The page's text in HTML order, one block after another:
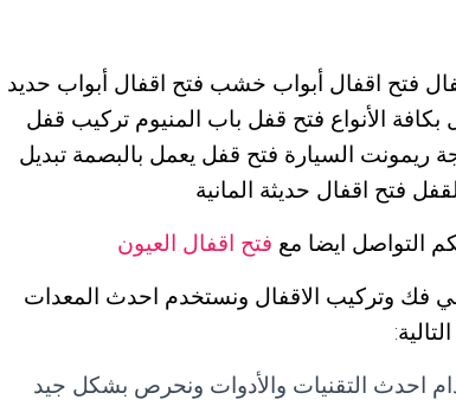
فتح اقفال أبواب خشب فتح اقفال أبواب حديد
الأنواع فتح قفل باب المنيوم تركيب قفل
ريمونت السيارة فتح قفل يعمل بالبصمة تبديل
فتح اقفال حديثة المانية
التواصل ايضا مع فتح اقفال العيون
وتركيب الاقفال ونستخدم احدث المعدات
احدث التقنيات والأدوات ونحرص بشكل جيد